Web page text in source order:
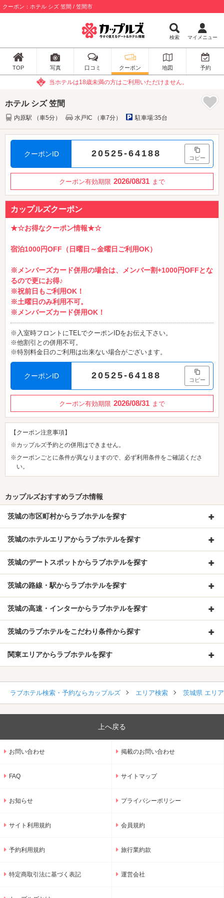
クーポン：ホテル シズ 笠間 / 笠間市
検索 マイメニュー
TOP 写真 口コミ クーポン 地図 予約
当ホテルは18歳未満の方はご利用いただけません。
ホテル シズ 笠間
内原駅 （車5分） 水戸IC （車7分） 駐車場:35台
クーポンID 20525-64188 コピー
クーポン有効期限 2026/08/31 まで
カップルズクーポン
★☆お得なクーポン情報★☆
宿泊1000円OFF（日曜日～金曜日ご利用OK）
※メンバーズカード併用の場合は、メンバー割+1000円OFFとな
るので更にお得♪
※祝前日もご利用OK！
※土曜日のみ利用不可。
※メンバーズカード併用OK！
※入室時フロントにTELでクーポンIDをお伝え下さい。
※他割引との併用不可。
※特別料金日のご利用は出来ない場合がございます。
クーポンID 20525-64188 コピー
クーポン有効期限 2026/08/31 まで
【クーポン注意事項】
※カップルズ予約との併用はできません。
※クーポンごとに条件が異なりますので、必ず利用条件をご確認くださ
い。
カップルズおすすめラブホ情報
茨城の市区町村からラブホテルを探す
茨城のホテルエリアからラブホテルを探す
茨城のデートスポットからラブホテルを探す
茨城の路線・駅からラブホテルを探す
茨城の高速・インターからラブホテルを探す
茨城のラブホテルをこだわり条件から探す
関東エリアからラブホテルを探す
ラブホテル検索・予約ならカップルズ エリア検索 茨城県 エリ
上へ戻る
お問い合わせ 掲載のお問い合わせ
FAQ サイトマップ
お知らせ プライバシーポリシー
サイト利用規約 会員規約
予約利用規約 旅行業約款
特定商取引法に基づく表記 運営会社